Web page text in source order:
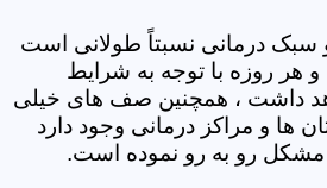
سبک درمانی نسبتاً طولانی است
هر روزه با توجه به شرایط
داشت ، همچنین صف های خیلی
ها و مراکز درمانی وجود دارد
مشکل رو به رو نموده است.